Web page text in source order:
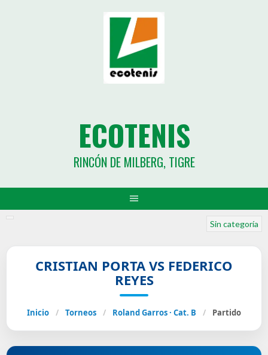
ECOTENIS
RINCÓN DE MILBERG, TIGRE
Sin categoría
CRISTIAN PORTA VS FEDERICO
REYES
Inicio / Torneos / Roland Garros · Cat. B / Partido